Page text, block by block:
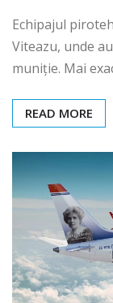
Echipajul
Viteazu, unde
muniție. Mai
READ MORE